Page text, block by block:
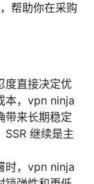
帮助你在采购
度直接决定优
本，vpn ninja
带来长期稳定
SSR 继续是主
时，vpn ninja